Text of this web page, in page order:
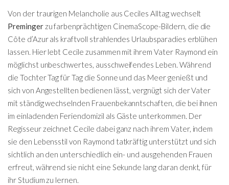
Von der traurigen Melancholie aus Ceciles Alltag wechselt
Premingerzu farbenprächtigen CinemaScope-Bildern, die die
Côte d’Azur als kraftvoll strahlendes Urlaubsparadies erblühen
lassen. Hier lebt Cecile zusammen mit ihrem Vater Raymond ein
möglichst unbeschwertes, ausschweifendes Leben. Während
die Tochter Tag für Tag die Sonne und das Meer genießt und
sich von Angestellten bedienen lässt, vergnügt sich der Vater
mit ständig wechselnden Frauenbekanntschaften, die bei ihnen
im einladenden Feriendomizil als Gäste unterkommen. Der
Regisseur zeichnet Cecile dabei ganz nach ihrem Vater, indem
sie den Lebensstil von Raymond tatkräftig unterstützt und sich
sichtlich an den unterschiedlich ein- und ausgehenden Frauen
erfreut, während sie nicht eine Sekunde lang daran denkt, für
ihr Studium zu lernen.